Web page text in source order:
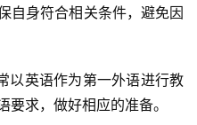
自身符合相关条件，避免因
以英语作为第一外语进行教
求，做好相应的准备。